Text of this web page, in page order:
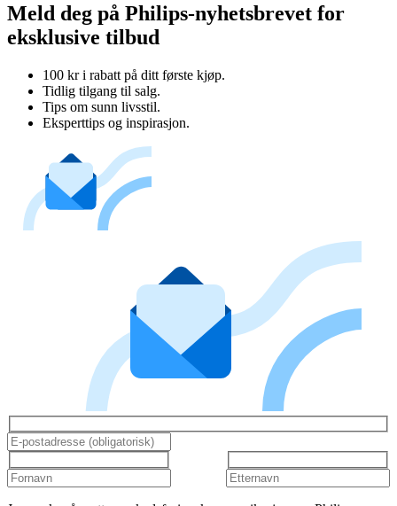
Meld deg på Philips-nyhetsbrevet for
eksklusive tilbud
100 kr i rabatt på ditt første kjøp.
Tidlig tilgang til salg.
Tips om sunn livsstil.
Eksperttips og inspirasjon.